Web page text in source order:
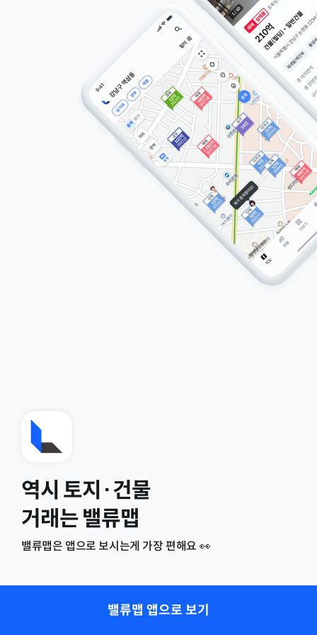
역시 토지·건물
거래는 밸류맵
밸류맵은 앱으로 보시는게 가장 편해요 👀
밸류맵 앱으로 보기